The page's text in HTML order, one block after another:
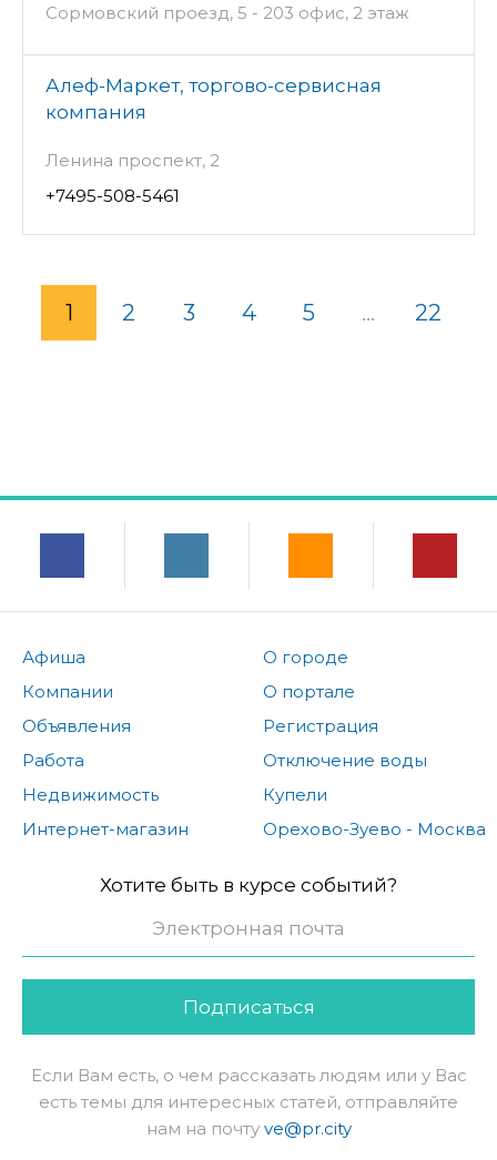
Сормовский проезд, 5 - 203 офис, 2 этаж
Алеф-Маркет, торгово-сервисная
компания
Ленина проспект, 2
+7495-508-5461
1 2 3 4 5 ... 22
Афиша
Компании
Объявления
Работа
Недвижимость
Интернет-магазин
О городе
О портале
Регистрация
Отключение воды
Купели
Орехово-Зуево - Москва
Хотите быть в курсе событий?
Подписаться
Если Вам есть, о чем рассказать людям или у Вас
есть темы для интересных статей, отправляйте
нам на почту ve@pr.city